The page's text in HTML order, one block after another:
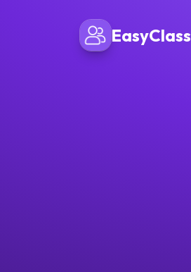
EasyClass